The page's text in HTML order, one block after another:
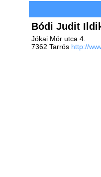
Bódi Judit
Jókai Mór utca 4.
7362 Tarrós http://